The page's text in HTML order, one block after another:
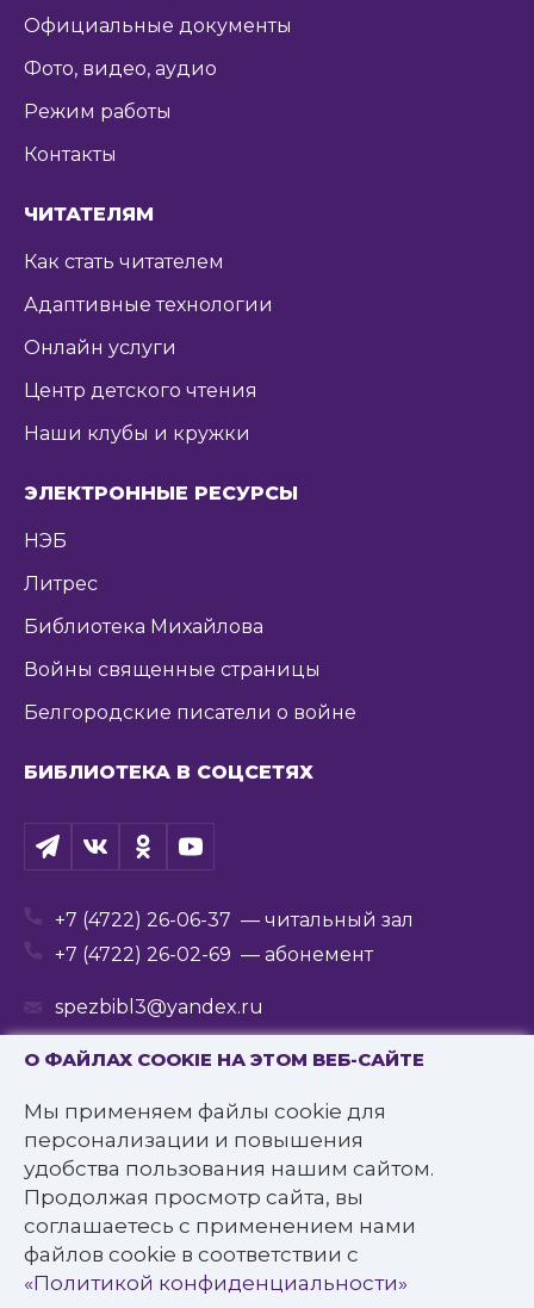
О ФАЙЛАХ COOKIE НА ЭТОМ ВЕБ-САЙТЕ
Мы применяем файлы cookie для
персонализации и повышения
удобства пользования нашим сайтом.
Продолжая просмотр сайта, вы
соглашаетесь с применением нами
файлов cookie в соответствии с
«Политикой конфиденциальности»
Официальные документы
Фото, видео, аудио
Режим работы
Контакты
ЧИТАТЕЛЯМ
Как стать читателем
Адаптивные технологии
Онлайн услуги
Центр детского чтения
Наши клубы и кружки
ЭЛЕКТРОННЫЕ РЕСУРСЫ
НЭБ
Литрес
Библиотека Михайлова
Войны священные страницы
Белгородские писатели о войне
БИБЛИОТЕКА В СОЦСЕТЯХ
+7 (4722) 26-06-37 — читальный зал
+7 (4722) 26-02-69 — абонемент
spezbibl3@yandex.ru
© 2016—2022 Государственное бюджетное
учреждение культуры
«Белгородская государственная специальная
библиотека для слепых им. В.Я. Ерошенко».
Все права защищены.
Политика конфиденциальности